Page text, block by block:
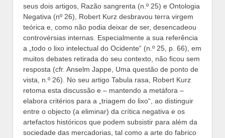
seus dois artigos, Razão sangrenta (n.º 25) e Ontologia
Negativa (nº 26), Robert Kurz desbravou terra virgem
teórica e, como não podia deixar de ser, desencadeou
controvérsias internas. Especialmente a sua referência
a „todo o lixo intelectual do Ocidente“ (n.º 25, p. 66), em
muitos debates retirada do seu contexto, não ficou sem
resposta (cfr. Anselm Jappe, Uma questão de ponto de
vista, n.º 26). No seu artigo Tabula rasa, Robert Kurz
retoma esta discussão e – mantendo a metáfora –
elabora critérios para a „triagem do lixo“, ao distinguir
entre o objecto (a eliminar) da crítica negativa e os
artefactos históricos que podem subsistir para além da
sociedade das mercadorias, tal como a arte do fabrico